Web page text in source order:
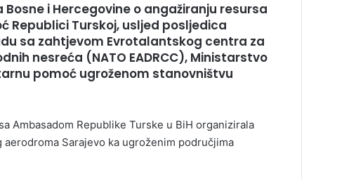
i Hercegovine o angažiranju resursa
Republici Turskoj, usljed posljedica
sa zahtjevom Evrotalantskog centra za
nesreća (NATO EADRCC), Ministarstvo
pomoć ugroženom stanovništvu
Ambasadom Republike Turske u BiH organizirala
Sarajevo ka ugroženim područjima